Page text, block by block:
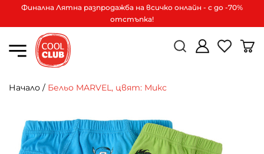
Финална Лятна разпродажба на всичко онлайн - с до -70%
отстъпка!
Начало / Бельо MARVEL, цвят: Микс